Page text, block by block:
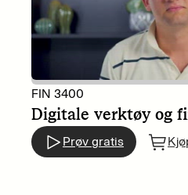
FIN 3400
Digitale verktøy og
Prøv gratis